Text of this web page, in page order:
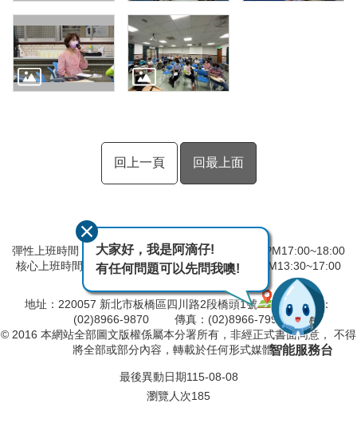
回上一頁 回最上面
彈性上班時間：AM8:00~09:00 彈性下班時間：PM17:00~18:00
核心上班時間：星期一 ~ 星期五 AM08:30~12:30 PM13:30~17:00
地址：220057 新北市板橋區四川路2段橋頭1號
電話：
(02)8966-9870 傳真：(02)8966-7996
© 2016 本網站全部圖文版權係屬本分署所有，非經正式書面同意， 不得
將全部或部分內容，轉載於任何形式媒體。
最後異動日期115-08-08
瀏覽人次185
大家好，我是阿滴仔!
有任何問題可以先問我噢!
智能服務台